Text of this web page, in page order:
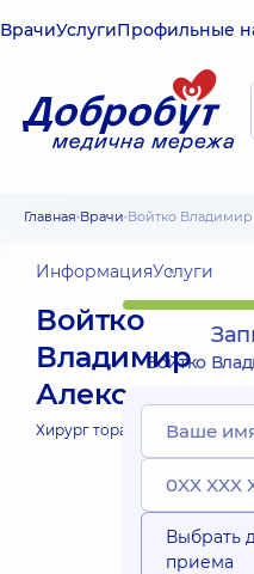
ВрачиУслугиПрофильные
Главная Врачи Войтко
ИнформацияУслуги
Войтко
Владимир
Хирург торакальный;
Войтко
Выбрать
приема